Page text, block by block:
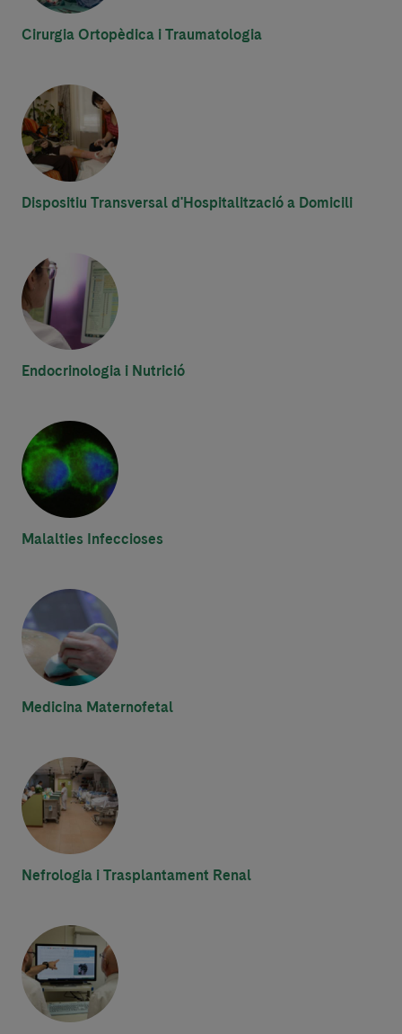
Cirurgia Ortopèdica i Traumatologia
Dispositiu Transversal d'Hospitalització a Domicili
Endocrinologia i Nutrició
Malalties Infeccioses
Medicina Maternofetal
Nefrologia i Trasplantament Renal